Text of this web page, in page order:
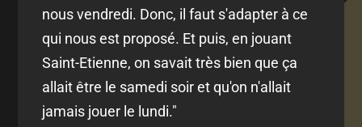
nous vendredi. Donc, il faut s'adapter à ce
qui nous est proposé. Et puis, en jouant
Saint-Etienne, on savait très bien que ça
allait être le samedi soir et qu'on n'allait
jamais jouer le lundi."